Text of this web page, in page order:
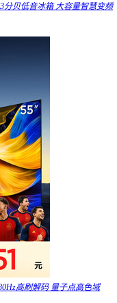
分贝低音冰箱 大容量智慧变频
高刷解码 量子点高色域